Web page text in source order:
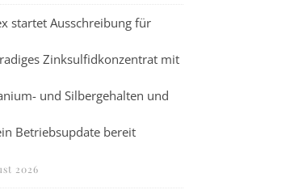
startet Ausschreibung für
Zinksulfidkonzentrat mit
und Silbergehalten und
Betriebsupdate bereit
2026